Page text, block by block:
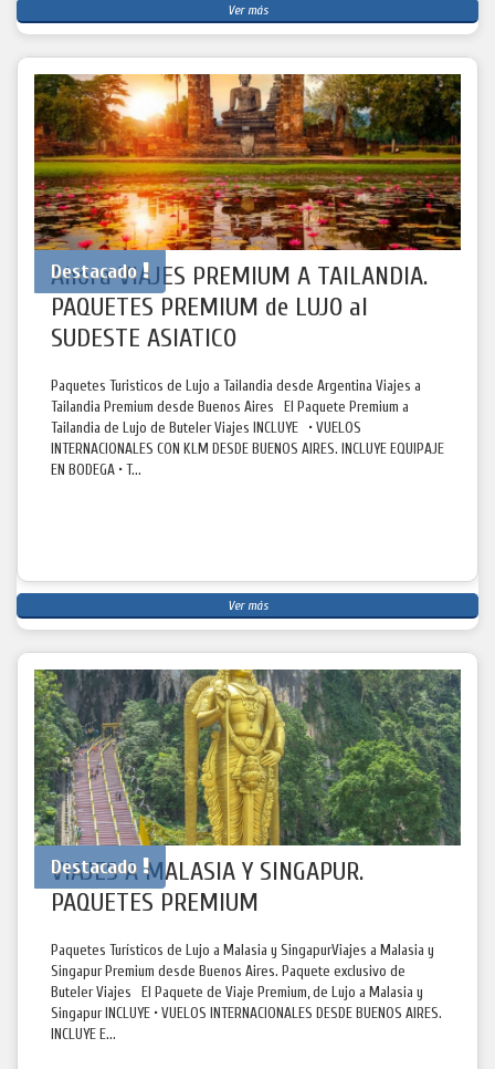
Ver más
Destacado
Ahora VIAJES PREMIUM A TAILANDIA.
PAQUETES PREMIUM de LUJO al
SUDESTE ASIATICO
Paquetes Turisticos de Lujo a Tailandia desde Argentina Viajes a
Tailandia Premium desde Buenos Aires El Paquete Premium a
Tailandia de Lujo de Buteler Viajes INCLUYE • VUELOS
INTERNACIONALES CON KLM DESDE BUENOS AIRES. INCLUYE EQUIPAJE
EN BODEGA • T...
Ver más
Destacado
VIAJES A MALASIA Y SINGAPUR.
PAQUETES PREMIUM
Paquetes Turísticos de Lujo a Malasia y SingapurViajes a Malasia y
Singapur Premium desde Buenos Aires. Paquete exclusivo de
Buteler Viajes El Paquete de Viaje Premium, de Lujo a Malasia y
Singapur INCLUYE • VUELOS INTERNACIONALES DESDE BUENOS AIRES.
INCLUYE E...